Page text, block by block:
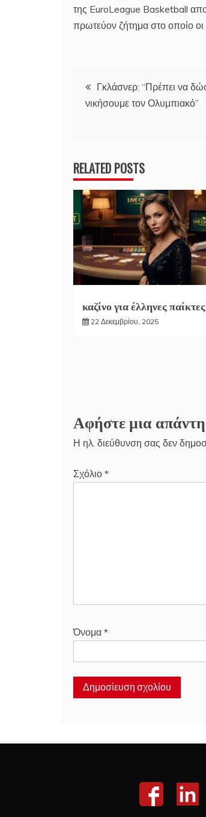
της EuroLeague Basketball
πρωτεύον ζήτημα στο οποίο
Πλοήγηση
άρθρων
Γκλάσνερ: “Πρέπει να
νικήσουμε τον Ολυμπιακό”
RELATED POSTS
καζίνο για έλληνες παίκτες
22 Δεκεμβρίου, 2025
Αφήστε μια
Η ηλ. διεύθυνση σας δεν
Σχόλιο *
Όνομα *